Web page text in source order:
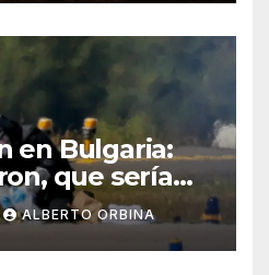
en Bulgaria:
que sería
de un
la frontera con
ALBERTO ORBINA